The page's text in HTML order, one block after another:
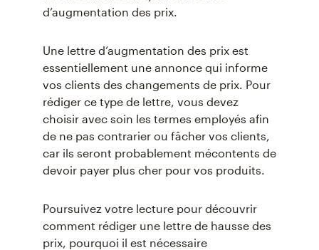
d’augmentation des prix.
Une lettre d’augmentation des prix est
essentiellement une annonce qui informe
vos clients des changements de prix. Pour
rédiger ce type de lettre, vous devez
choisir avec soin les termes employés afin
de ne pas contrarier ou fâcher vos clients,
car ils seront probablement mécontents de
devoir payer plus cher pour vos produits.
Poursuivez votre lecture pour découvrir
comment rédiger une lettre de hausse des
prix, pourquoi il est nécessaire